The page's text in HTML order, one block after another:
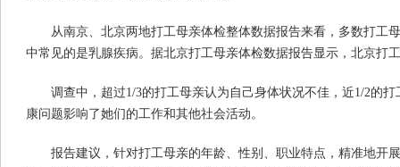
从南京、北京两地打工母亲体检整体数据报告来看，多数打工
中常见的是乳腺疾病。据北京打工母亲体检数据报告显示，北京打
调查中，超过1/3的打工母亲认为自己身体状况不佳，近1/2的
康问题影响了她们的工作和其他社会活动。
报告建议，针对打工母亲的年龄、性别、职业特点，精准地开